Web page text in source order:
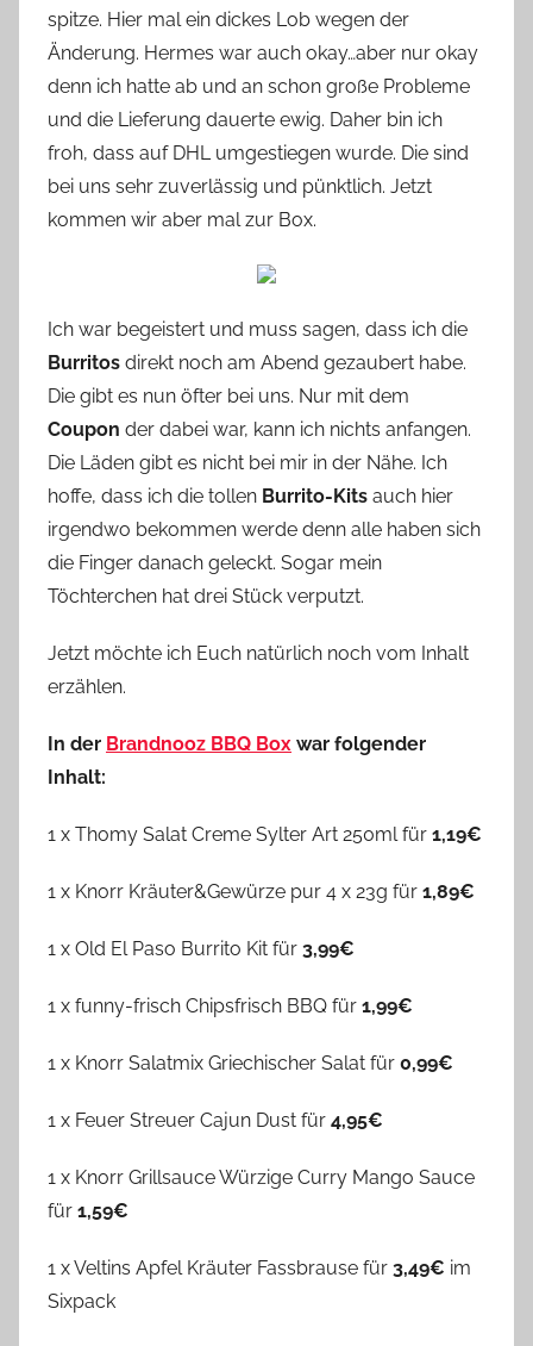
spitze. Hier mal ein dickes Lob wegen der
Änderung. Hermes war auch okay…aber nur okay
denn ich hatte ab und an schon große Probleme
und die Lieferung dauerte ewig. Daher bin ich
froh, dass auf DHL umgestiegen wurde. Die sind
bei uns sehr zuverlässig und pünktlich. Jetzt
kommen wir aber mal zur Box.
Ich war begeistert und muss sagen, dass ich die
Burritos direkt noch am Abend gezaubert habe.
Die gibt es nun öfter bei uns. Nur mit dem
Coupon der dabei war, kann ich nichts anfangen.
Die Läden gibt es nicht bei mir in der Nähe. Ich
hoffe, dass ich die tollen Burrito-Kits auch hier
irgendwo bekommen werde denn alle haben sich
die Finger danach geleckt. Sogar mein
Töchterchen hat drei Stück verputzt.
Jetzt möchte ich Euch natürlich noch vom Inhalt
erzählen.
In der Brandnooz BBQ Box war folgender
Inhalt:
1 x Thomy Salat Creme Sylter Art 250ml für 1,19€
1 x Knorr Kräuter&Gewürze pur 4 x 23g für 1,89€
1 x Old El Paso Burrito Kit für 3,99€
1 x funny-frisch Chipsfrisch BBQ für 1,99€
1 x Knorr Salatmix Griechischer Salat für 0,99€
1 x Feuer Streuer Cajun Dust für 4,95€
1 x Knorr Grillsauce Würzige Curry Mango Sauce
für 1,59€
1 x Veltins Apfel Kräuter Fassbrause für 3,49€ im
Sixpack